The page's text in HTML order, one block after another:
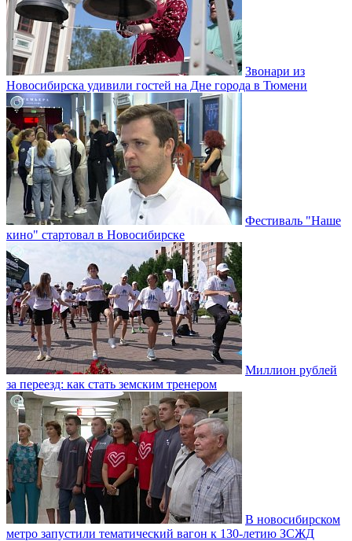
Звонари из
Новосибирска удивили гостей на Дне города в Тюмени
Фестиваль "Наше
кино" стартовал в Новосибирске
Миллион рублей
за переезд: как стать земским тренером
В новосибирском
метро запустили тематический вагон к 130-летию ЗСЖД